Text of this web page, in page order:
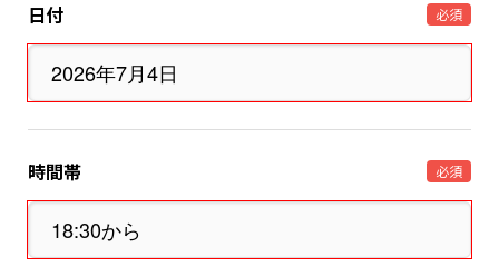
日付 必須
時間帯 必須